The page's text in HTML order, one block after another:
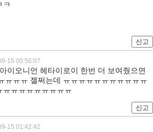
ㅋ
신고
15 00:56:07
이오니언 헤타이로이 한번 더 보여줬으면
ㅠㅠㅠ 젤쩌는데 ㅠㅠㅠㅠㅠㅠㅠㅠㅠㅠㅠ
ㅠㅠㅠㅠㅠㅠㅠㅠㅠ
신고
15 01:42:42